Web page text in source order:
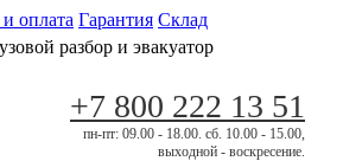
оплата Гарантия Склад
разбор и эвакуатор
+7 800 222 13 51
пн-пт: 09.00 - 18.00. сб. 10.00 - 15.00,
выходной - воскресение.